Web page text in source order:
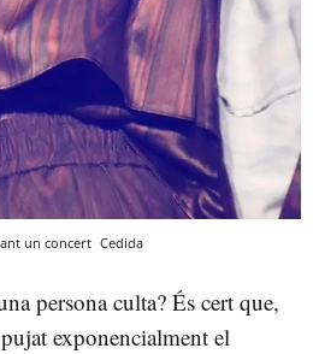
un concert Cedida
persona culta? És cert que,
exponencialment el